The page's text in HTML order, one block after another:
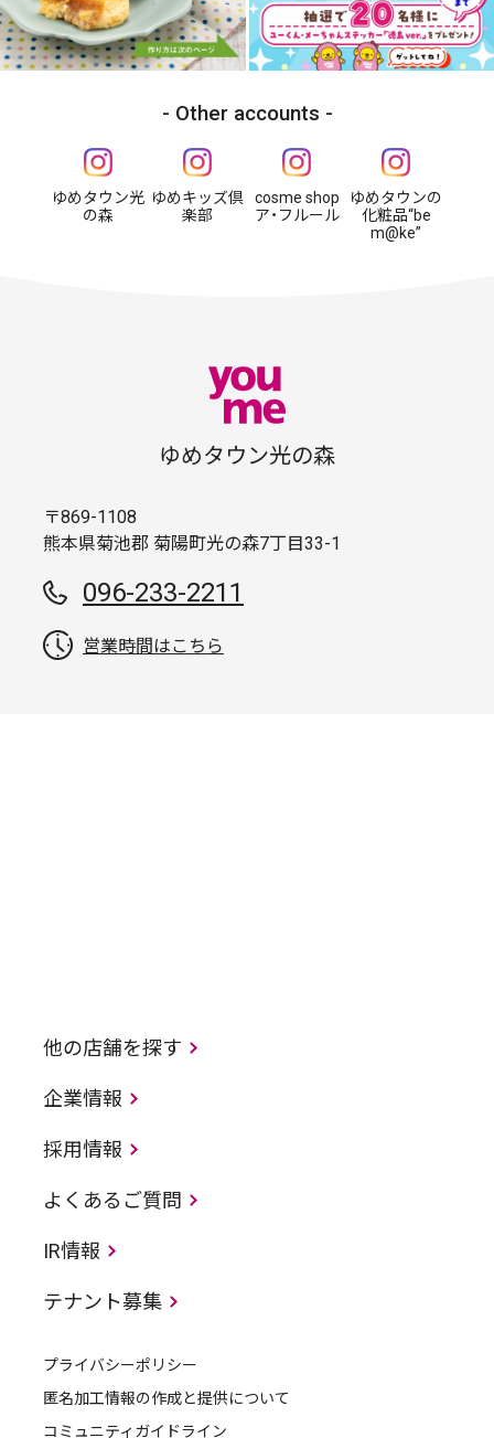
Other accounts
ゆめタウン光
の森
ゆめキッズ倶
楽部
cosme shop
ア・フルール
ゆめタウンの
化粧品“be
m@ke”
ゆめタウン光の森
〒869-1108
熊本県菊池郡 菊陽町光の森7丁目33-1
096-233-2211
営業時間はこちら
他の店舗を探す
企業情報
採用情報
よくあるご質問
IR情報
テナント募集
プライバシーポリシー
匿名加工情報の作成と提供について
コミュニティガイドライン